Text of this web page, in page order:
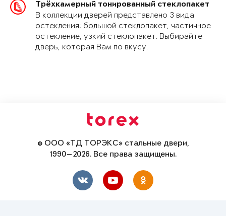
Трёхкамерный тонированный стеклопакет
В коллекции дверей представлено 3 вида
остекления: большой стеклопакет, частичное
остекление, узкий стеклопакет. Выбирайте
дверь, которая Вам по вкусу.
© ООО «ТД ТОРЭКС» стальные двери,
1990—2026. Все права защищены.